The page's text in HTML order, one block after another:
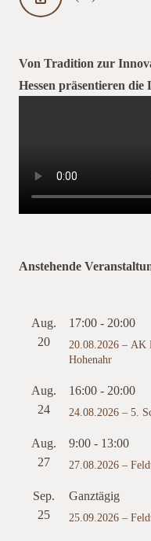
Von Tradition zur
Hessen präsentieren
Anstehende
Aug.
20
17:00-20:00
20.08.2026 – AK
Hohenahr
Aug.
24
16:00-20:00
24.08.2026 – 5.
Aug.
27
9:00- 13:00
27.08.2026 –
Sep.
25
Ganztägig
25.09.2026 –